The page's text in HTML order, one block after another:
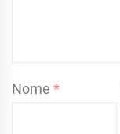
Nome *